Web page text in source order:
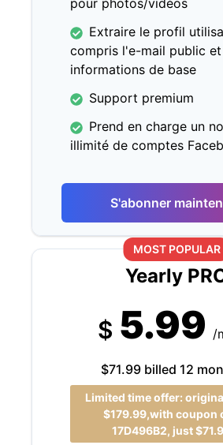
pour photos/vidéos
Extraire le profil
compris l'e-mail public
informations de base
Support premium
Prend en charge un
illimité de comptes
S'abonner
MOST POPULAR
Yearly
$ 5.99 /
$71.99 billed 12
Limited time offer:
$179.99,with coupon
17D496B2, just